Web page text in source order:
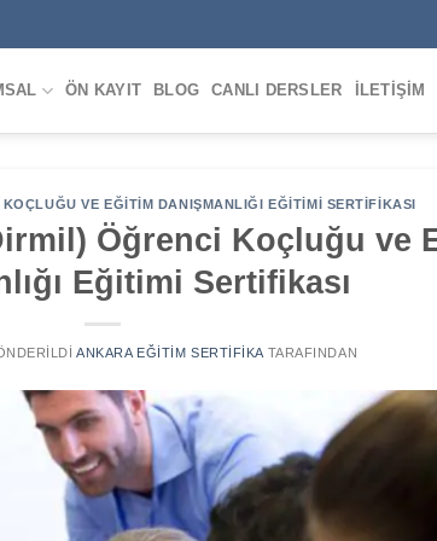
ÖN KAYIT BLOG CANLI DERSLER İLETIŞIM
KOÇLUĞU VE EĞITIM DANIŞMANLIĞI EĞITIMI SERTIFIKASI
Öğrenci Koçluğu ve
Eğitimi Sertifikası
ANKARA EĞITIM SERTIFIKA TARAFINDAN